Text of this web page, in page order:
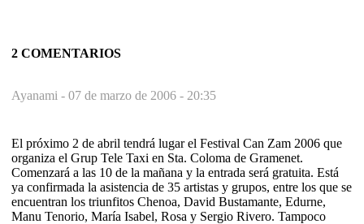
2 COMENTARIOS
Ayanami - 07 de marzo de 2006 - 20:35
El próximo 2 de abril tendrá lugar el Festival Can Zam 2006 que
organiza el Grup Tele Taxi en Sta. Coloma de Gramenet.
Comenzará a las 10 de la mañana y la entrada será gratuita. Está
ya confirmada la asistencia de 35 artistas y grupos, entre los que se
encuentran los triunfitos Chenoa, David Bustamante, Edurne,
Manu Tenorio, María Isabel, Rosa y Sergio Rivero. Tampoco